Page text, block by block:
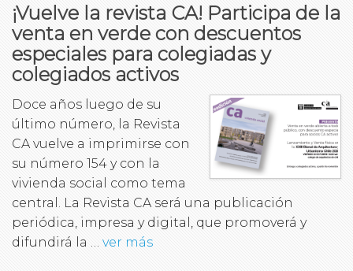
¡Vuelve la revista CA! Participa de la
venta en verde con descuentos
especiales para colegiadas y
colegiados activos
Doce años luego de su
último número, la Revista
CA vuelve a imprimirse con
su número 154 y con la
vivienda social como tema
central. La Revista CA será una publicación
periódica, impresa y digital, que promoverá y
difundirá la … ver más